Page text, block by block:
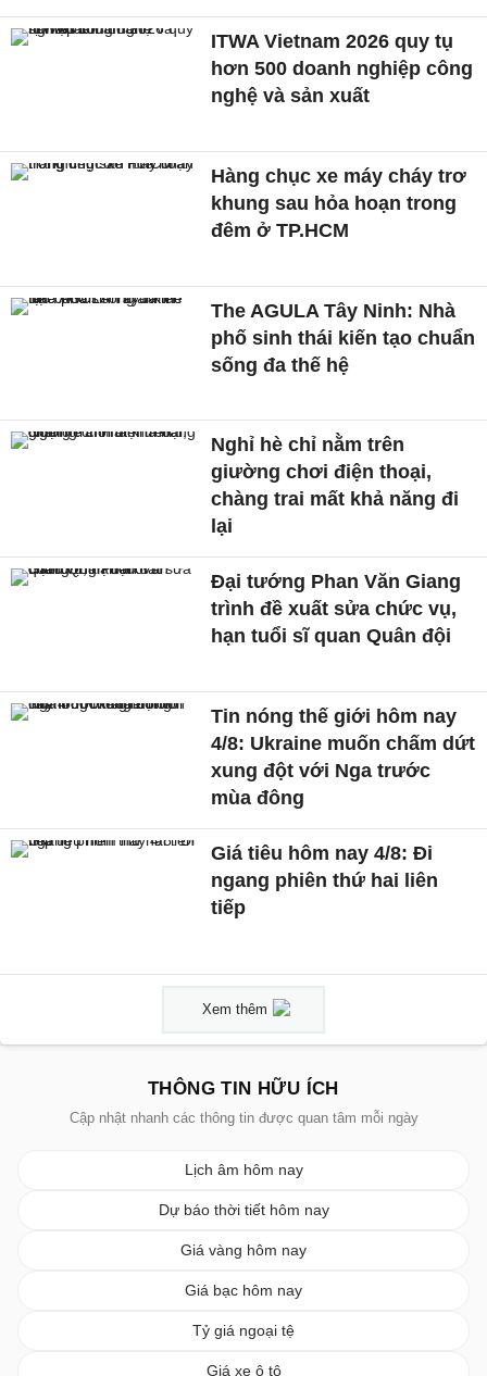
ITWA Vietnam 2026 quy tụ
hơn 500 doanh nghiệp công
nghệ và sản xuất
Hàng chục xe máy cháy trơ
khung sau hỏa hoạn trong
đêm ở TP.HCM
The AGULA Tây Ninh: Nhà
phố sinh thái kiến tạo chuẩn
sống đa thế hệ
Nghỉ hè chỉ nằm trên
giường chơi điện thoại,
chàng trai mất khả năng đi
lại
Đại tướng Phan Văn Giang
trình đề xuất sửa chức vụ,
hạn tuổi sĩ quan Quân đội
Tin nóng thế giới hôm nay
4/8: Ukraine muốn chấm dứt
xung đột với Nga trước
mùa đông
Giá tiêu hôm nay 4/8: Đi
ngang phiên thứ hai liên
tiếp
Xem thêm
THÔNG TIN HỮU ÍCH
Cập nhật nhanh các thông tin được quan tâm mỗi ngày
Lịch âm hôm nay
Dự báo thời tiết hôm nay
Giá vàng hôm nay
Giá bạc hôm nay
Tỷ giá ngoại tệ
Giá xe ô tô